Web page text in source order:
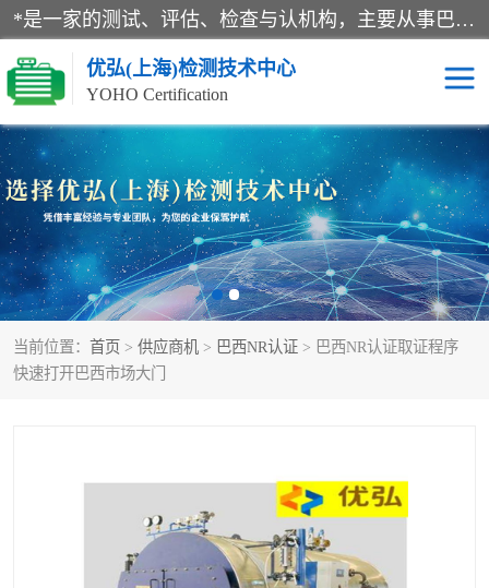
*是一家的测试、评估、检查与认机构，主要从事巴西NR10认证、NR12认证、NR13认证；ANATEL认证、INMTRO认证，欧盟CE认证：MD认证，PED认证，MID认证，ATEX认证，德国蓝色天使认证。
优弘(上海)检测技术中心
YOHO Certification
当前位置： 首页 > 供应商机 > 巴西NR认证 > 巴西NR认证取证程序
快速打开巴西市场大门
RECYCLASS认证 NR10认证
NR12认证 NR13认证
ART认证 巴西NR认证
巴西认证 RETIE认证